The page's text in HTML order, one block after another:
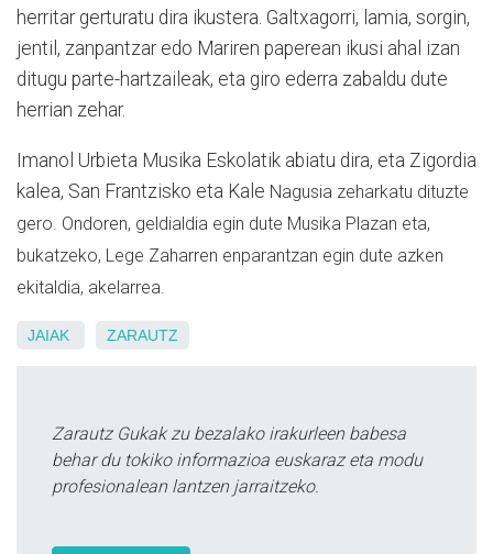
herritar gerturatu dira ikustera. Galtxagorri, lamia, sorgin,
jentil, zanpantzar edo Mariren paperean ikusi ahal izan
ditugu parte-hartzaileak, eta giro ederra zabaldu dute
herrian zehar.
Imanol Urbieta Musika Eskolatik abiatu dira, eta Zigordia
kalea, San Frantzisko eta Kale Nagusia zeharkatu dituzte
gero. Ondoren, geldialdia egin dute Musika Plazan eta,
bukatzeko, Lege Zaharren enparantzan egin dute azken
ekitaldia, akelarrea.
JAIAK ZARAUTZ
Zarautz Gukak zu bezalako irakurleen babesa
behar du tokiko informazioa euskaraz eta modu
profesionalean lantzen jarraitzeko.